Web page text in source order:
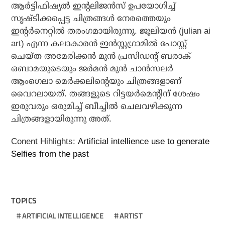
ആര്‍ട്ടിഫിഷ്യല്‍ ഇന്റലിജന്‍സ് ഉപയോഗിച്ച്
സൃഷ്ടിക്കപ്പെട്ട ചിത്രങ്ങള്‍ നേരത്തെയും
ഇന്റര്‍നെറ്റില്‍ തരംഗമായിരുന്നു. ജൂലിയന്‍ (julian ai
art) എന്ന കലാകാരന്‍ ഇന്‍സ്റ്റഗ്രാമില്‍ പോസ്റ്റ്
ചെയ്ത അമേരിക്കന്‍ മുന്‍ പ്രസിഡന്റ് ബരാക്
ഒബാമയുടെയും ജര്‍മന്‍ മുന്‍ ചാന്‍സലര്‍
ആംഗെലാ മെര്‍ക്കലിന്റെയും ചിത്രങ്ങളാണ്
വൈറലായത്. തങ്ങളുടെ റിട്ടയര്‍മെന്റിന് ശേഷം
ഇരുവരും ഒരുമിച്ച് ബീച്ചില്‍ ചെലവഴിക്കുന്ന
ചിത്രങ്ങളായിരുന്നു അത്.
Conent Hihlights:Artificial intellience use to generate
Selfies from the past
TOPICS
ARTIFICIAL INTELLIGENCE
ARTIST